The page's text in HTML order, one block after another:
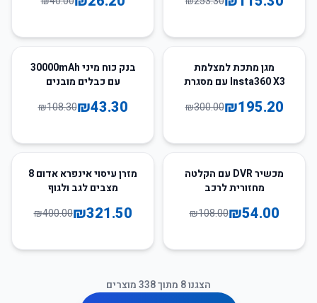
מגן מתכת למצלמת
Insta360 X3 עם מסגרת
₪195.20
₪300.00
60
בנק כוח מיני 30000mAh
עם כבלים מובנים
₪43.30
₪108.30
50
מכשיר DVR עם הקלטה
מחזורית לרכב
₪54.00
₪108.00
20%
מזרן עיסוי אינפרא אדום 8
מצבים לגב ולגוף
₪321.50
₪400.00
הצגנו8 מתוך338מוצרים